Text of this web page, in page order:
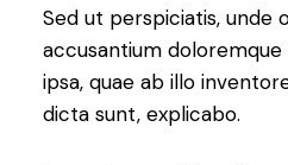
Sed ut perspiciatis, unde
accusantium
ipsa, quae ab illo
dicta sunt, explicabo.